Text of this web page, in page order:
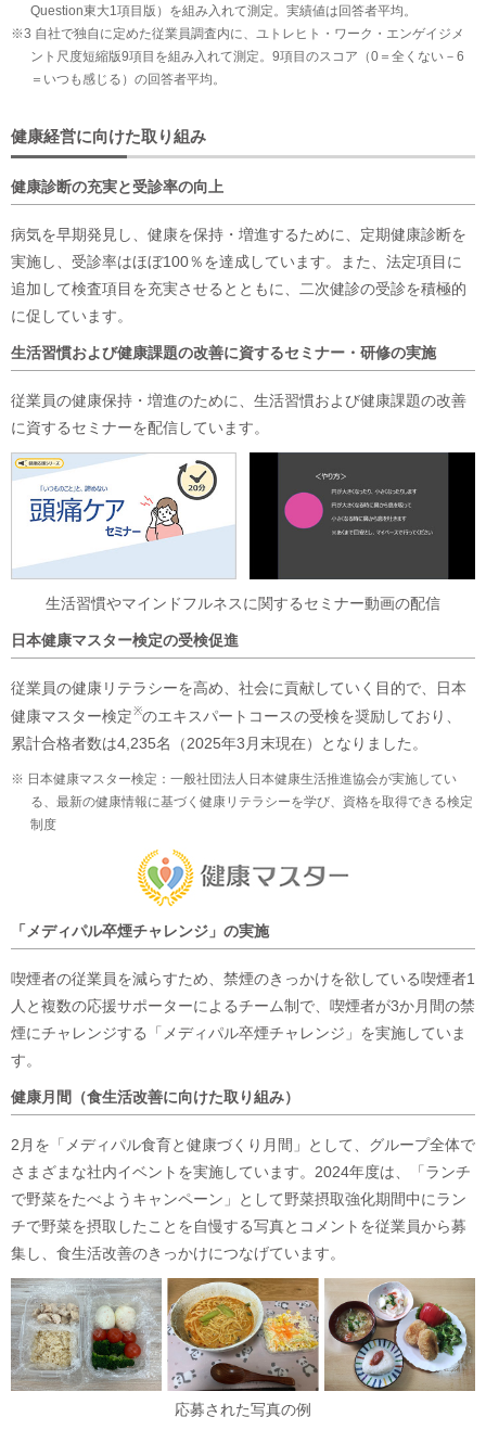
Question東大1項目版）を組み入れて測定。実績値は回答者平均。
※3 自社で独自に定めた従業員調査内に、ユトレヒト・ワーク・エンゲイジメ
ント尺度短縮版9項目を組み入れて測定。9項目のスコア（0＝全くない－6
＝いつも感じる）の回答者平均。
健康経営に向けた取り組み
健康診断の充実と受診率の向上
病気を早期発見し、健康を保持・増進するために、定期健康診断を
実施し、受診率はほぼ100％を達成しています。また、法定項目に
追加して検査項目を充実させるとともに、二次健診の受診を積極的
に促しています。
生活習慣および健康課題の改善に資するセミナー・研修の実施
従業員の健康保持・増進のために、生活習慣および健康課題の改善
に資するセミナーを配信しています。
生活習慣やマインドフルネスに関するセミナー動画の配信
日本健康マスター検定の受検促進
従業員の健康リテラシーを高め、社会に貢献していく目的で、日本
健康マスター検定※のエキスパートコースの受検を奨励しており、
累計合格者数は4,235名（2025年3月末現在）となりました。
※ 日本健康マスター検定：一般社団法人日本健康生活推進協会が実施してい
る、最新の健康情報に基づく健康リテラシーを学び、資格を取得できる検定
制度
「メディパル卒煙チャレンジ」の実施
喫煙者の従業員を減らすため、禁煙のきっかけを欲している喫煙者1
人と複数の応援サポーターによるチーム制で、喫煙者が3か月間の禁
煙にチャレンジする「メディパル卒煙チャレンジ」を実施していま
す。
健康月間（食生活改善に向けた取り組み）
2月を「メディパル食育と健康づくり月間」として、グループ全体で
さまざまな社内イベントを実施しています。2024年度は、「ランチ
で野菜をたべようキャンペーン」として野菜摂取強化期間中にラン
チで野菜を摂取したことを自慢する写真とコメントを従業員から募
集し、食生活改善のきっかけにつなげています。
応募された写真の例